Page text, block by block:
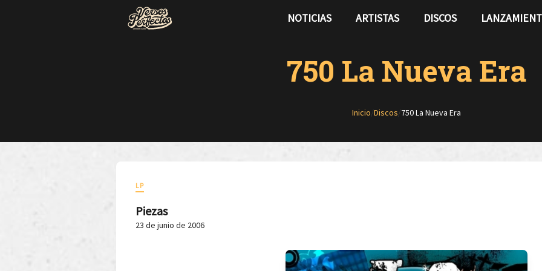
NOTICIAS ARTISTAS DISCOS
750 La Nueva Era
Inicio/Discos/750 La Nueva Era
LP
Piezas
23 de junio de 2006